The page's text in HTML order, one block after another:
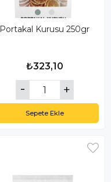
Portakal Kurusu 250gr
₺323,10
Sepete Ekle